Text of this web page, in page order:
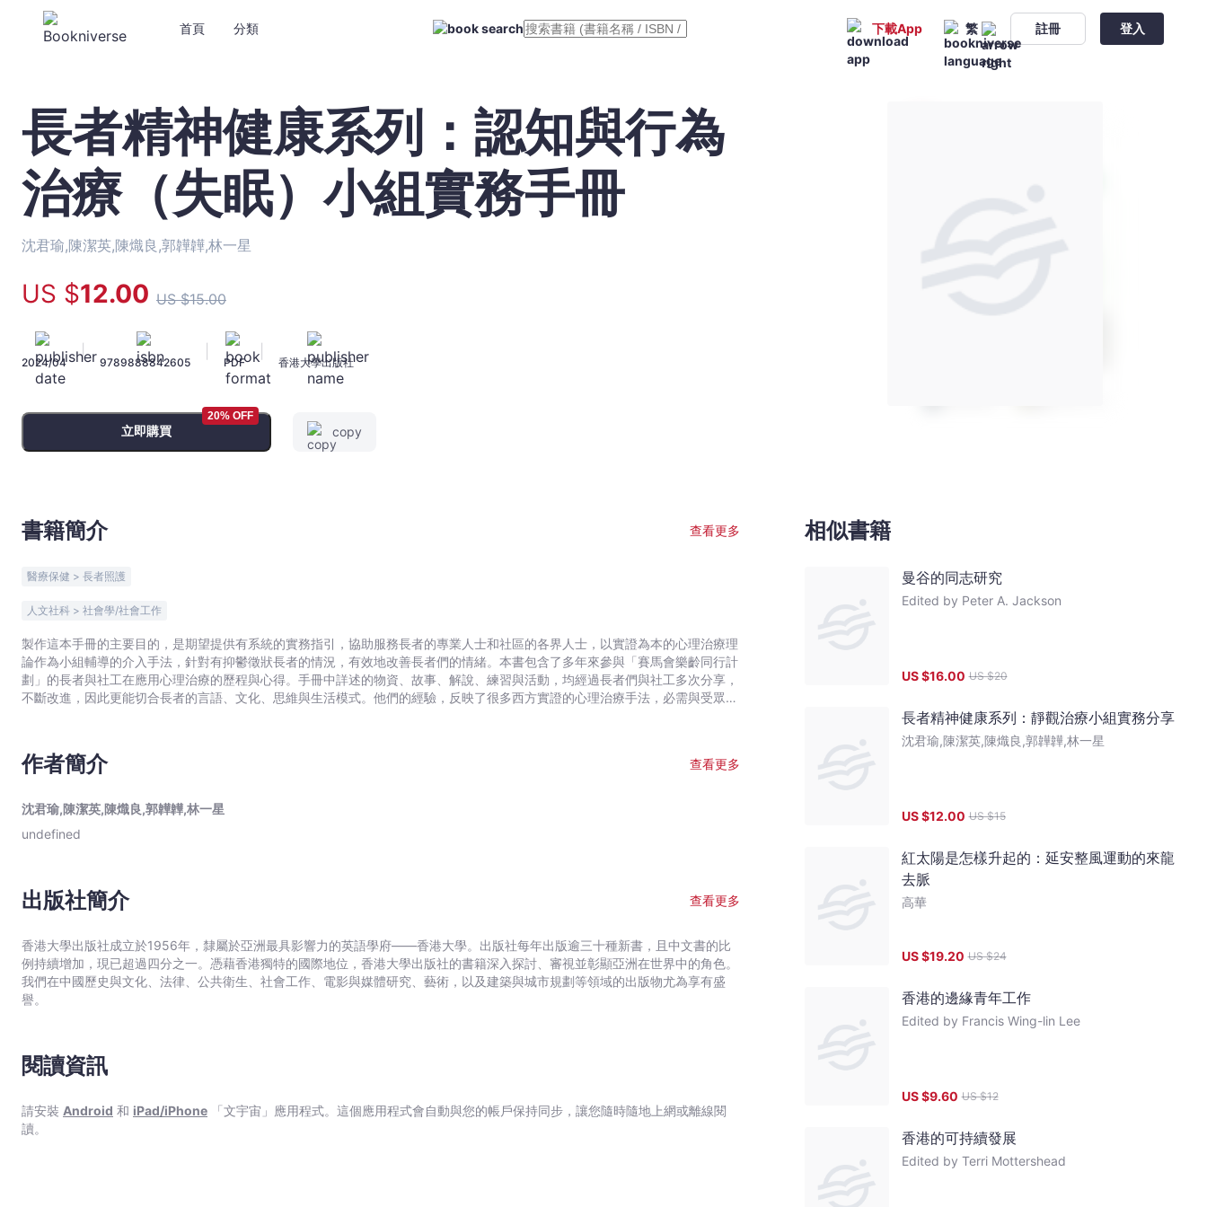
首頁 分類 下載App 繁 註冊 登入
長
者
精
神
健
康
系
認
知
與
行
為
療
眠）
實
務
冊
君
瑜,
陳
陳
熾
良,
林
一
-
文
宇
Bookniverse
長者精神健康系列：認知與行為
治療（失眠）小組實務手冊
沈君瑜,陳潔英,陳熾良,郭韡韡,林一星
US $12.00 US $15.00
2024/04
|
9789888842605 PDF 香港大學出版社
立即購買
20% OFF
copy
書籍簡介 查看更多
醫療保健 > 長者照護
人文社科 > 社會學/社會工作
製作這本手冊的主要目的，是期望提供有系統的實務指引，協助服務長者的專業人士和社區的各界人士，以實證為本的心理治療理
論作為小組輔導的介入手法，針對有抑鬱徵狀長者的情況，有效地改善長者們的情緒。本書包含了多年來參與「賽馬會樂齡同行計
劃」的長者與社工在應用心理治療的歷程與心得。手冊中詳述的物資、故事、解說、練習與活動，均經過長者們與社工多次分享，
不斷改進，因此更能切合長者的言語、文化、思維與生活模式。他們的經驗，反映了很多西方實證的心理治療手法，必需與受眾共
作者簡介 查看更多
沈君瑜,陳潔英,陳熾良,郭韡韡,林一星
undefined
出版社簡介 查看更多
香港大學出版社成立於1956年，隸屬於亞洲最具影響力的英語學府——香港大學。出版社每年出版逾三十種新書，且中文書的比
例持續增加，現已超過四分之一。憑藉香港獨特的國際地位，香港大學出版社的書籍深入探討、審視並彰顯亞洲在世界中的角色。
我們在中國歷史與文化、法律、公共衛生、社會工作、電影與媒體研究、藝術，以及建築與城市規劃等領域的出版物尤為享有盛
譽。
閱讀資訊
請安裝 Android 和 iPad/iPhone 「文宇宙」應用程式。這個應用程式會自動與您的帳戶保持同步，讓您隨時隨地上網或離線閱
讀。
相似書籍
曼谷的同志研究
Edited by Peter A. Jackson
US $16.00 US $20
長者精神健康系列：靜觀治療小組實務分享
沈君瑜,陳潔英,陳熾良,郭韡韡,林一星
US $12.00 US $15
紅太陽是怎樣升起的：延安整風運動的來龍
去脈
高華
US $19.20 US $24
香港的邊緣青年工作
Edited by Francis Wing-lin Lee
US $9.60 US $12
香港的可持續發展
Edited by Terri Mottershead